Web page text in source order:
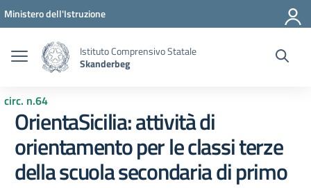
Vai ai contenuti
Vai al menu di navigazione
Vai al footer
Ministero dell'Istruzione
Istituto Comprensivo Statale
Skanderbeg
circ. n.64
OrientaSicilia: attività di
orientamento per le classi terze
della scuola secondaria di primo